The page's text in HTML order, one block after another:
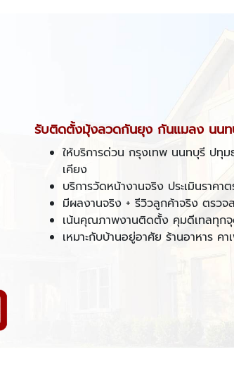
รับติดตั้งมุ้งลวดกันยุง กันแมลง นน
ให้บริการด่วน กรุงเทพ นนทบุรี ปทุม
เคียง
บริการวัดหน้างานจริง ประเมินราค
มีผลงานจริง + รีวิวลูกค้าจริง ตรว
เน้นคุณภาพงานติดตั้ง คุมดีเทลทุก
เหมาะกับบ้านอยู่อาศัย ร้านอาหาร ค